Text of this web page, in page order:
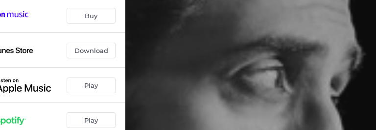
04:48
Quinto libro di arie da cantarsi ad una voce, 1637: Canta la cicaletta 04:38
Secondo libro di arie da cantarsi ad una voce, 1627: T’amai gran tempo 06:22
Curtio precipitato et altri capricii,1638: Folle è ben che si crede 03:59
Buy
Download
Play
Play